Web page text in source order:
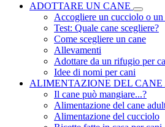
ADOTTARE UN CANE
Accogliere un cucciolo o un
Test: Quale cane scegliere?
Come scegliere un cane
Allevamenti
Adottare da un rifugio per
Idee di nomi per cani
ALIMENTAZIONE DEL CANE
Il cane può mangiare...?
Alimentazione del cane
Alimentazione del cucciolo